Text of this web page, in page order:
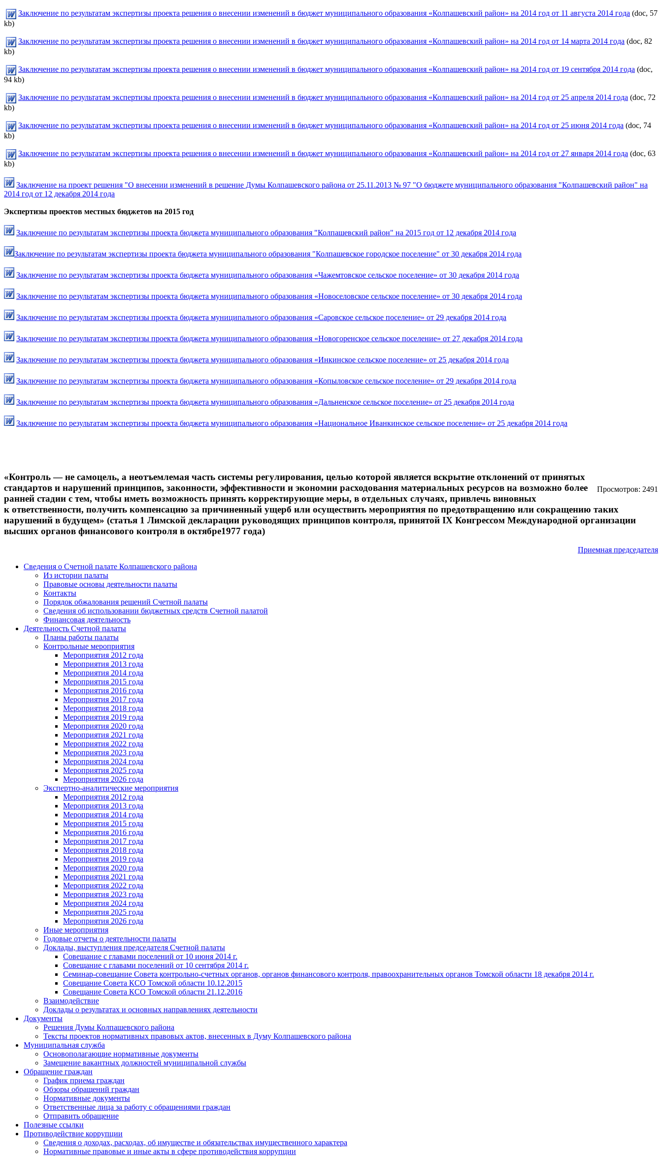
Заключение по результатам экспертизы проекта решения о внесении изменений в бюджет муниципального образования «Колпашевский район» на 2014 год от 11 августа 2014 года (doc, 57
kb)
Заключение по результатам экспертизы проекта решения о внесении изменений в бюджет муниципального образования «Колпашевский район» на 2014 год от 14 марта 2014 года (doc, 82
kb)
Заключение по результатам экспертизы проекта решения о внесении изменений в бюджет муниципального образования «Колпашевский район» на 2014 год от 19 сентября 2014 года (doc,
94 kb)
Заключение по результатам экспертизы проекта решения о внесении изменений в бюджет муниципального образования «Колпашевский район» на 2014 год от 25 апреля 2014 года (doc, 72
kb)
Заключение по результатам экспертизы проекта решения о внесении изменений в бюджет муниципального образования «Колпашевский район» на 2014 год от 25 июня 2014 года (doc, 74
kb)
Заключение по результатам экспертизы проекта решения о внесении изменений в бюджет муниципального образования «Колпашевский район» на 2014 год от 27 января 2014 года (doc, 63
kb)
Заключение на проект решения "О внесении изменений в решение Думы Колпашевского района от 25.11.2013 № 97 "О бюджете муниципального образования "Колпашевский район" на
2014 год от 12 декабря 2014 года
Экспертизы проектов местных бюджетов на 2015 год
Заключение по результатам экспертизы проекта бюджета муниципального образования "Колпашевский район" на 2015 год от 12 декабря 2014 года
Заключение по результатам экспертизы проекта бюджета муниципального образования "Колпашевское городское поселение" от 30 декабря 2014 года
Заключение по результатам экспертизы проекта бюджета муниципального образования «Чажемтовское сельское поселение» от 30 декабря 2014 года
Заключение по результатам экспертизы проекта бюджета муниципального образования «Новоселовское сельское поселение» от 30 декабря 2014 года
Заключение по результатам экспертизы проекта бюджета муниципального образования «Саровское сельское поселение» от 29 декабря 2014 года
Заключение по результатам экспертизы проекта бюджета муниципального образования «Новогоренское сельское поселение» от 27 декабря 2014 года
Заключение по результатам экспертизы проекта бюджета муниципального образования «Инкинское сельское поселение» от 25 декабря 2014 года
Заключение по результатам экспертизы проекта бюджета муниципального образования «Копыловское сельское поселение» от 29 декабря 2014 года
Заключение по результатам экспертизы проекта бюджета муниципального образования «Дальненское сельское поселение» от 25 декабря 2014 года
Заключение по результатам экспертизы проекта бюджета муниципального образования «Национальное Иванкинское сельское поселение» от 25 декабря 2014 года
Просмотров: 2491
«Контроль — не самоцель, а неотъемлемая часть системы регулирования, целью которой является вскрытие отклонений от принятых
стандартов и нарушений принципов, законности, эффективности и экономии расходования материальных ресурсов на возможно более
ранней стадии с тем, чтобы иметь возможность принять корректирующие меры, в отдельных случаях, привлечь виновных
к ответственности, получить компенсацию за причиненный ущерб или осуществить мероприятия по предотвращению или сокращению таких
нарушений в будущем» (статья 1 Лимской декларации руководящих принципов контроля, принятой IX Конгрессом Международной организации
высших органов финансового контроля в октябре1977 года)
Приемная председателя
Сведения о Счетной палате Колпашевского района
Из истории палаты
Правовые основы деятельности палаты
Контакты
Порядок обжалования решений Счетной палаты
Сведения об использовании бюджетных средств Счетной палатой
Финансовая деятельность
Деятельность Счетной палаты
Планы работы палаты
Контрольные мероприятия
Мероприятия 2012 года
Мероприятия 2013 года
Мероприятия 2014 года
Мероприятия 2015 года
Мероприятия 2016 года
Мероприятия 2017 года
Мероприятия 2018 года
Мероприятия 2019 года
Мероприятия 2020 года
Мероприятия 2021 года
Мероприятия 2022 года
Мероприятия 2023 года
Мероприятия 2024 года
Мероприятия 2025 года
Мероприятия 2026 года
Экспертно-аналитические мероприятия
Мероприятия 2012 года
Мероприятия 2013 года
Мероприятия 2014 года
Мероприятия 2015 года
Мероприятия 2016 года
Мероприятия 2017 года
Мероприятия 2018 года
Мероприятия 2019 года
Мероприятия 2020 года
Мероприятия 2021 года
Мероприятия 2022 года
Мероприятия 2023 года
Мероприятия 2024 года
Мероприятия 2025 года
Мероприятия 2026 года
Иные мероприятия
Годовые отчеты о деятельности палаты
Доклады, выступления председателя Счетной палаты
Совещание с главами поселений от 10 июня 2014 г.
Совещание с главами поселений от 10 сентября 2014 г.
Семинар-совещание Совета контрольно-счетных органов, органов финансового контроля, правоохранительных органов Томской области 18 декабря 2014 г.
Совещание Совета КСО Томской области 10.12.2015
Совещание Совета КСО Томской области 21.12.2016
Взаимодействие
Доклады о результатах и основных направлениях деятельности
Документы
Решения Думы Колпашевского района
Тексты проектов нормативных правовых актов, внесенных в Думу Колпашевского района
Муниципальная служба
Основополагающие нормативные документы
Замещение вакантных должностей муниципальной службы
Обращение граждан
График приема граждан
Обзоры обращений граждан
Нормативные документы
Ответственные лица за работу с обращениями граждан
Отправить обращение
Полезные ссылки
Противодействие коррупции
Сведения о доходах, расходах, об имуществе и обязательствах имущественного характера
Нормативные правовые и иные акты в сфере противодействия коррупции